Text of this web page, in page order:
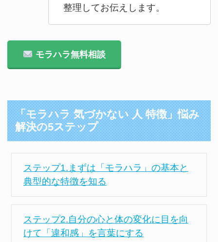
整理してお伝えします。
モラハラ無料相談
「モラハラ 気づかない 人 特徴」悩み
解決の5ステップ
ステップ1.まずは「モラハラ」の基本と
典型的な特徴を知る
ステップ2.自分の心と体の変化に目を向
けて「違和感」を言葉にする